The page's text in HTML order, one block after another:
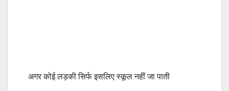
अगर कोई लड़की सिर्फ इसलिए स्कूल नहीं जा पाती